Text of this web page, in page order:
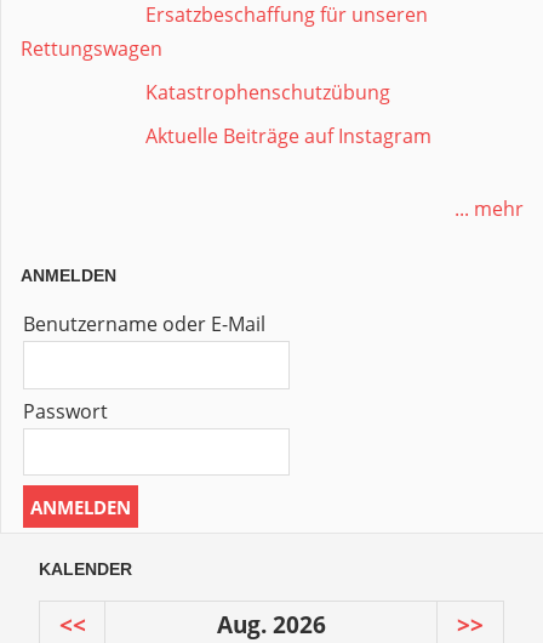
Ersatzbeschaffung für unseren
Rettungswagen
Katastrophenschutzübung
Aktuelle Beiträge auf Instagram
... mehr
ANMELDEN
Benutzername oder E-Mail
Passwort
KALENDER
<< Aug. 2026 >>